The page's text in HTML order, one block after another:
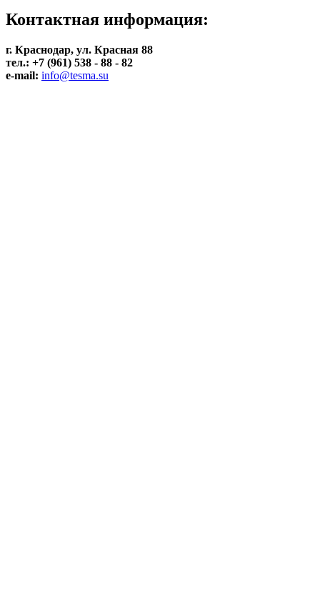
Контактная информация:
г. Краснодар, ул. Красная 88
тел.: +7 (961) 538 - 88 - 82
e-mail: info@tesma.su